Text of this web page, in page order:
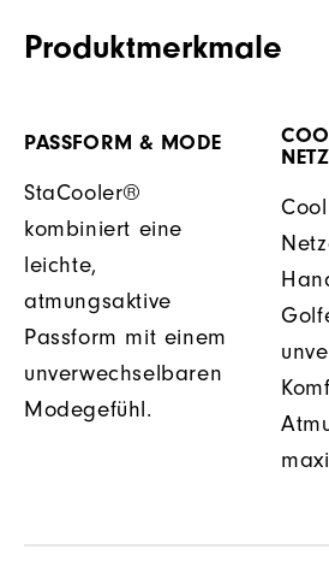
Produktmerkmale
PASSFORM & MODE
StaCooler®
kombiniert eine
leichte,
atmungsaktive
Passform mit einem
unverwechselbaren
Modegefühl.